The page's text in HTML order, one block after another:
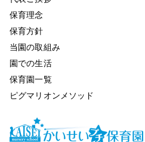
保育理念
保育方針
当園の取組み
園での生活
保育園一覧
ピグマリオンメソッド